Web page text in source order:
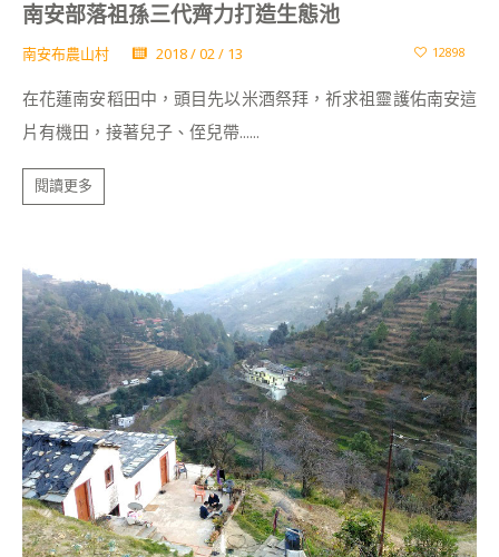
南安部落祖孫三代齊力打造生態池
南安布農山村 2018 / 02 / 13 12898
在花蓮南安稻田中，頭目先以米酒祭拜，祈求祖靈護佑南安這
片有機田，接著兒子、侄兒帶......
閱讀更多